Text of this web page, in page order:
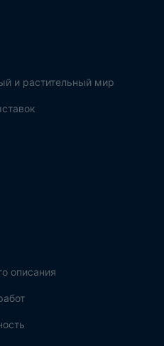
и растительный мир
описания